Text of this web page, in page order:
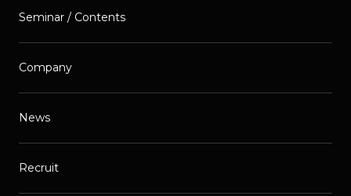
Seminar / Contents
Company
News
Recruit